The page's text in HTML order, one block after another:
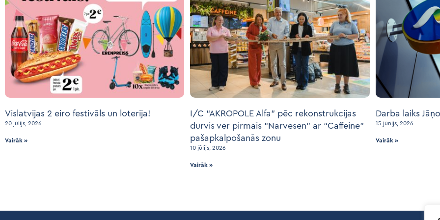
Vislatvijas 2 eiro festivāls un loterija!
20 jūlijs, 2026
Vairāk »
I/C “AKROPOLE Alfa” pēc rekonstrukcijas
durvis ver pirmais “Narvesen” ar “Caffeine”
pašapkalpošanās zonu
10 jūlijs, 2026
Vairāk »
Darba laiks
15 jūnijs, 2026
Vairāk »